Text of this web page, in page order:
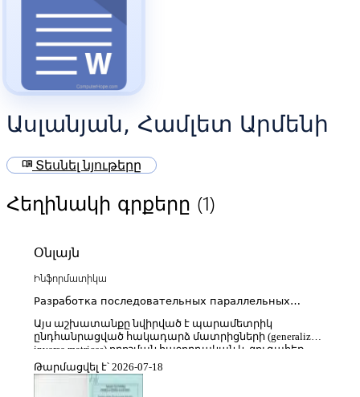
Ասլանյան, Համլետ Արմենի
menu_book Տեսնել նյութերը
Հեղինակի գրքերը (1)
Օնլայն
Ինֆորմատիկա
Разработка последовательных параллельных
обобщенных обратных матриц и автоматизация
вычислительных процедур
Այս աշխատանքը նվիրված է պարամետրիկ
ընդհանրացված հակադարձ մատրիցների (generalized
inverse matrices) որոշման հաջորդական և զուգահեռ
մեթոդների մշակմանը և համապատասխան
հաշվարկային գործընթացների ավտոմատացմանը՝
նպատակ ունենալով բարձրացնել մեծ չափերի
Թարմացվել է՝ 2026-07-18